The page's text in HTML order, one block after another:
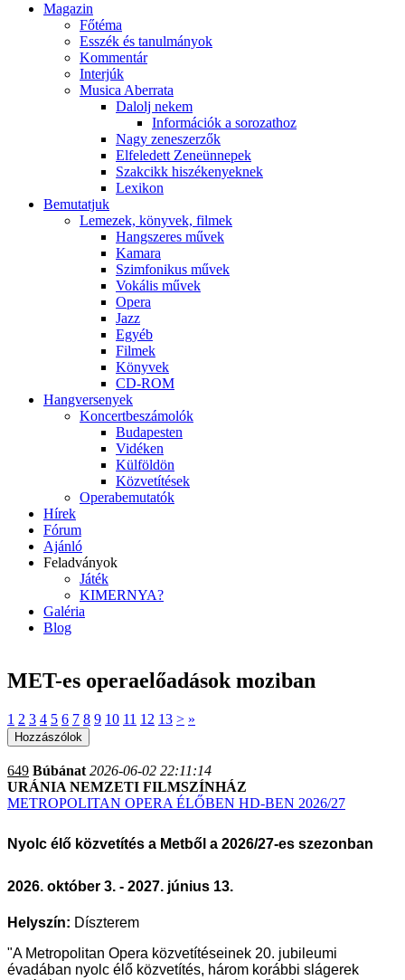
Magazin
Főtéma
Esszék és tanulmányok
Kommentár
Interjúk
Musica Aberrata
Dalolj nekem
Információk a sorozathoz
Nagy zeneszerzők
Elfeledett Zeneünnepek
Szakcikk hiszékenyeknek
Lexikon
Bemutatjuk
Lemezek, könyvek, filmek
Hangszeres művek
Kamara
Szimfonikus művek
Vokális művek
Opera
Jazz
Egyéb
Filmek
Könyvek
CD-ROM
Hangversenyek
Koncertbeszámolók
Budapesten
Vidéken
Külföldön
Közvetítések
Operabemutatók
Hírek
Fórum
Ajánló
Feladványok
Játék
KIMERNYA?
Galéria
Blog
MET-es operaelőadások moziban
1 2 3 4 5 6 7 8 9 10 11 12 13 > »
649 Búbánat 2026-06-02 22:11:14
URÁNIA NEMZETI FILMSZÍNHÁZ
METROPOLITAN OPERA ÉLŐBEN HD-BEN 2026/27
Nyolc élő közvetítés a Metből a 2026/27-es szezonban
2026. október 3. - 2027. június 13.
Helyszín: Díszterem
"A Metropolitan Opera közvetítéseinek 20. jubileumi
évadában nyolc élő közvetítés, három korábbi slágerek